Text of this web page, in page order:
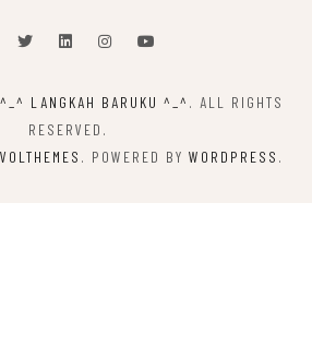
^_^ LANGKAH BARUKU ^_^ . ALL RIGHTS
RESERVED.
VOLTHEMES . POWERED BY WORDPRESS .